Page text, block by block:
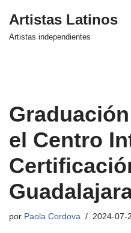
Saltar
Artistas Latinos
Artistas independientes
el Centro
por Paola Cordova 2024-07-